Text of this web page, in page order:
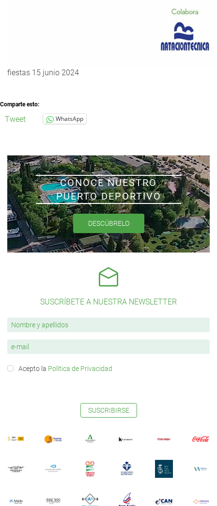
fiestas 15 junio 2024
Comparte esto:
Tweet WhatsApp
CONOCE NUESTRO
PUERTO DEPORTIVO
DESCÚBRELO
SUSCRÍBETE A NUESTRA NEWSLETTER
Acepto la Política de Privacidad
SUSCRIBIRSE